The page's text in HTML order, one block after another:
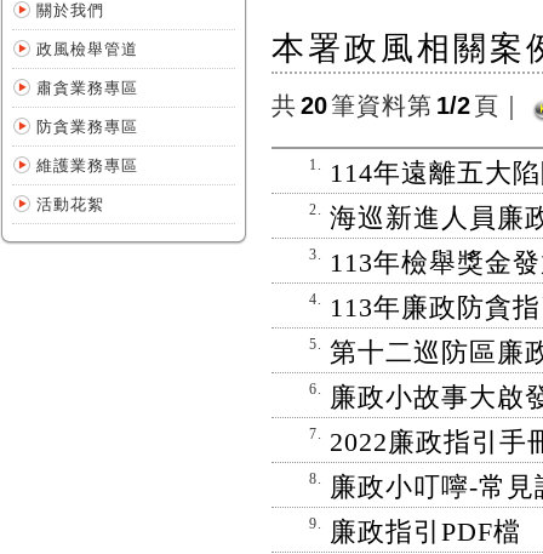
關於我們
政風檢舉管道
肅貪業務專區
防貪業務專區
維護業務專區
活動花絮
本署政風相關案
共20筆資料第 1/2頁
1. 114年遠離五大
2. 海巡新進人員廉
3. 113年檢舉獎金
4. 113年廉政防貪
5. 第十二巡防區廉
6. 廉政小故事大啟
7. 2022廉政指引手
8. 廉政小叮嚀-常
9. 廉政指引PDF檔